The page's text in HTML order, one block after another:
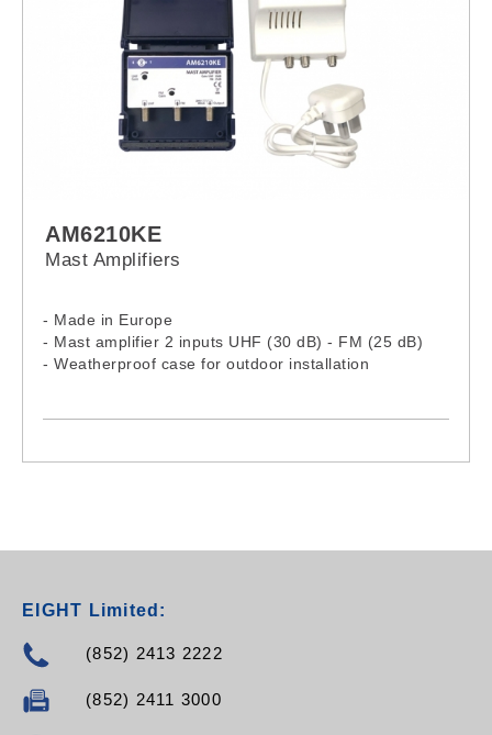
AM6210KE
Mast Amplifiers
- Made in Europe
- Mast amplifier 2 inputs UHF (30 dB) - FM (25 dB)
- Weatherproof case for outdoor installation
EIGHT Limited:
(852) 2413 2222
(852) 2411 3000